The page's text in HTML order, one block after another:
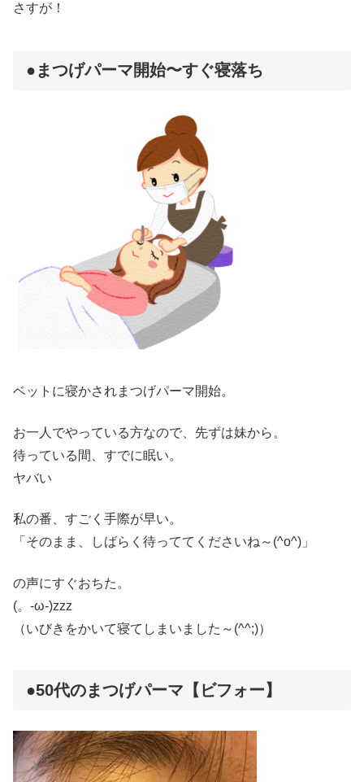
さすが！
●まつげパーマ開始〜すぐ寝落ち
ベットに寝かされまつげパーマ開始。
お一人でやっている方なので、先ずは妹から。
待っている間、すでに眠い。
ヤバい
私の番、すごく手際が早い。
「そのまま、しばらく待っててくださいね～(^o^)」
の声にすぐおちた。
(。-ω-)zzz
（いびきをかいて寝てしまいました～(^^;)）
●50代のまつげパーマ【ビフォー】